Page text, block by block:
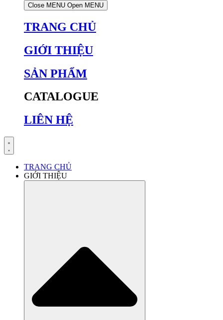
Close MENU Open MENU
TRANG CHỦ
GIỚI THIỆU
SẢN PHẨM
CATALOGUE
LIÊN HỆ
TRANG CHỦ
GIỚI THIỆU